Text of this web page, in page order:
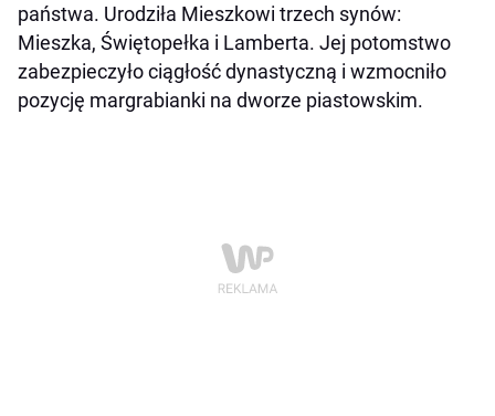
państwa. Urodziła Mieszkowi trzech synów:
Mieszka, Świętopełka i Lamberta. Jej potomstwo
zabezpieczyło ciągłość dynastyczną i wzmocniło
pozycję margrabianki na dworze piastowskim.